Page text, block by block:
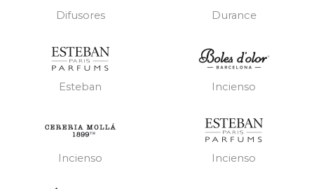
Difusores Durance
Esteban Incienso
Incienso Incienso